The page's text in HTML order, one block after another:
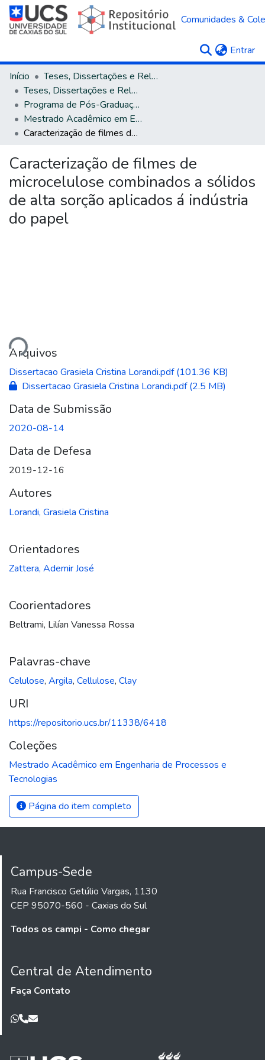
Comunidades &
Entrar
Início
Teses, Dissertações e Relatórios
Teses, Dissertações e Relatórios defendidos na UCS
Programa de Pós-Graduação em Engenharia de Processos e Tecnologias
Mestrado Acadêmico em Engenharia de Processos e Tecnologias
Caracterização de filmes de microcelulose combinados a sólidos de alta sorção aplicados á indústria do papel
Caracterização de filmes de
microcelulose combinados a sólidos
de alta sorção aplicados á indústria
do papel
Arquivos
Dissertacao Grasiela Cristina Lorandi.pdf(101.36 KB)
Dissertacao Grasiela Cristina Lorandi.pdf(2.5 MB)
Data de Submissão
2020-08-14
Data de Defesa
2019-12-16
Autores
Lorandi, Grasiela Cristina
Orientadores
Zattera, Ademir José
Coorientadores
Beltrami, Lilían Vanessa Rossa
Palavras-chave
Celulose, Argila, Cellulose, Clay
URI
https://repositorio.ucs.br/11338/6418
Coleções
Mestrado Acadêmico em Engenharia de Processos e
Tecnologias
Página do item completo
Campus-Sede
Rua Francisco Getúlio Vargas, 1130
CEP 95070-560 - Caxias do Sul
Todos os campi - Como chegar
Central de Atendimento
Faça Contato